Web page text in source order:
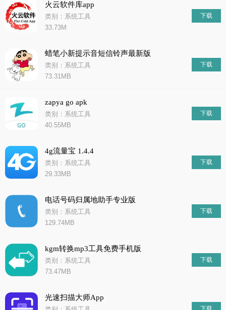
火云软件库app
类别：系统工具
33.73M
下载
蜡笔小新提示音短信铃声最新版
类别：系统工具
73.31MB
下载
zapya go apk
类别：系统工具
40.55MB
下载
4g流量宝 1.4.4
类别：系统工具
29.33MB
下载
电话号码归属地助手专业版
类别：系统工具
129.74MB
下载
kgm转换mp3工具免费手机版
类别：系统工具
73.47MB
下载
光速扫描大师App
下载